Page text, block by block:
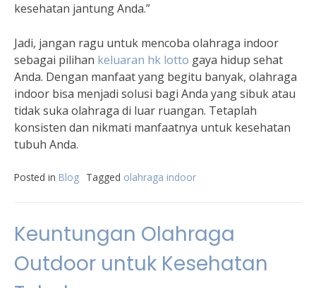
kesehatan jantung Anda.”
Jadi, jangan ragu untuk mencoba olahraga indoor
sebagai pilihan keluaran hk lotto gaya hidup sehat
Anda. Dengan manfaat yang begitu banyak, olahraga
indoor bisa menjadi solusi bagi Anda yang sibuk atau
tidak suka olahraga di luar ruangan. Tetaplah
konsisten dan nikmati manfaatnya untuk kesehatan
tubuh Anda.
Posted in Blog Tagged olahraga indoor
Keuntungan Olahraga
Outdoor untuk Kesehatan